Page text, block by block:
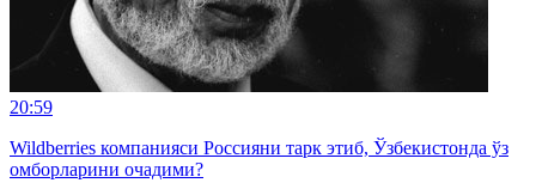
20:59
Wildberries компанияси Россияни тарк этиб, Ўзбекистонда ўз
омборларини очадими?